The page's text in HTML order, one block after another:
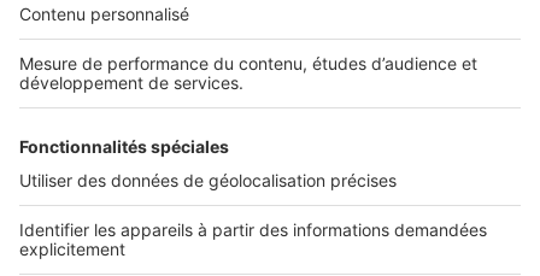
Services pro
Accès client
Informations légales